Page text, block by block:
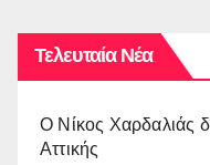
Τελευταία Νέα
O Νίκος Χαρδαλιάς
Αττικής